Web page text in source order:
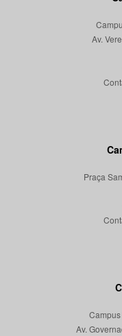
Av.
Praça
Av.